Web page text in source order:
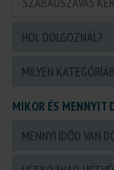
MIKOR ÉS MENNYIT